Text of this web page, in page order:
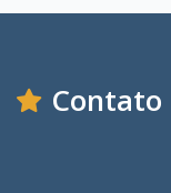
Contato